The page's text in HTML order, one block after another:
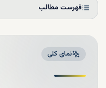
فهرست مطالب
نمای کلی